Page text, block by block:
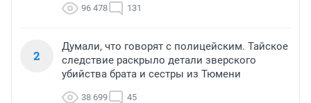
96 478 131
2
Думали, что говорят с полицейским. Тайское
следствие раскрыло детали зверского
убийства брата и сестры из Тюмени
38 699 45